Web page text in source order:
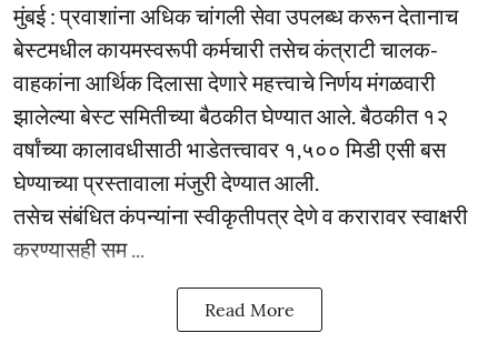
मुंबई : प्रवाशांना अधिक चांगली सेवा उपलब्ध करून देतानाच
बेस्टमधील कायमस्वरूपी कर्मचारी तसेच कंत्राटी चालक-
वाहकांना आर्थिक दिलासा देणारे महत्त्वाचे निर्णय मंगळवारी
झालेल्या बेस्ट समितीच्या बैठकीत घेण्यात आले. बैठकीत १२
वर्षांच्या कालावधीसाठी भाडेतत्त्वावर १,५०० मिडी एसी बस
घेण्याच्या प्रस्तावाला मंजुरी देण्यात आली.
तसेच संबंधित कंपन्यांना स्वीकृतीपत्र देणे व करारावर स्वाक्षरी
करण्यासही सम ...
Read More